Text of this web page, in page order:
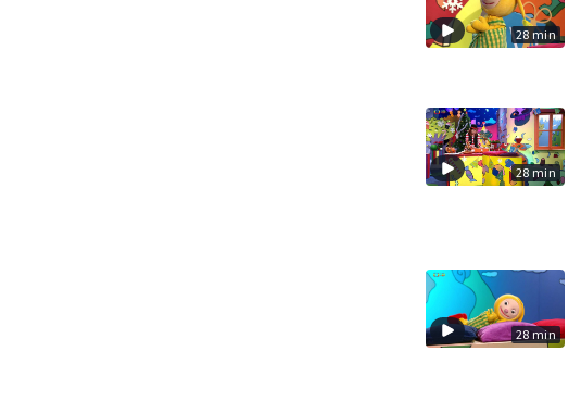
28 min
28 min
28 min